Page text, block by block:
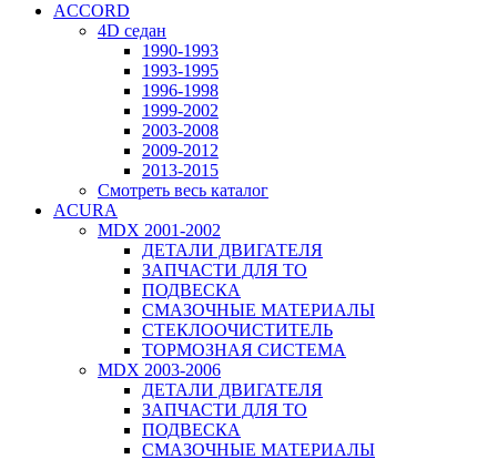
ACCORD
4D седан
1990-1993
1993-1995
1996-1998
1999-2002
2003-2008
2009-2012
2013-2015
Смотреть весь каталог
ACURA
MDX 2001-2002
ДЕТАЛИ ДВИГАТЕЛЯ
ЗАПЧАСТИ ДЛЯ ТО
ПОДВЕСКА
СМАЗОЧНЫЕ МАТЕРИАЛЫ
СТЕКЛООЧИСТИТЕЛЬ
ТОРМОЗНАЯ СИСТЕМА
MDX 2003-2006
ДЕТАЛИ ДВИГАТЕЛЯ
ЗАПЧАСТИ ДЛЯ ТО
ПОДВЕСКА
СМАЗОЧНЫЕ МАТЕРИАЛЫ